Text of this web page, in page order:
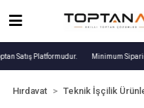
Satış Platformudur. Minimum
Hırdavat Teknik İşçilik